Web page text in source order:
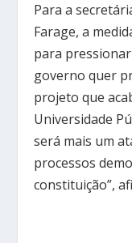
Para a
Farage, a
para pressionar
governo quer
projeto que
Universidade
será mais um
processos
constituição”,